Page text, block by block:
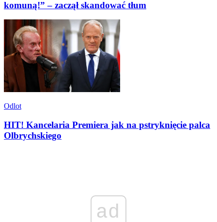
komuną!” – zaczął skandować tłum
Odlot
HIT! Kancelaria Premiera jak na pstryknięcie palca
Olbrychskiego
ad